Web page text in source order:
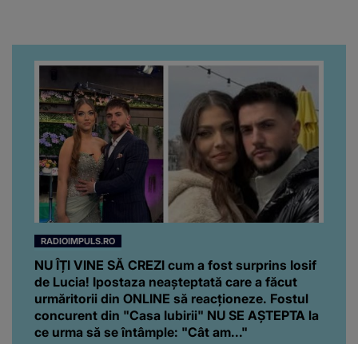
RADIOIMPULS.RO
NU ÎȚI VINE SĂ CREZI cum a fost surprins Iosif
de Lucia! Ipostaza neașteptată care a făcut
urmăritorii din ONLINE să reacționeze. Fostul
concurent din "Casa Iubirii" NU SE AȘTEPTA la
ce urma să se întâmple: "Cât am..."